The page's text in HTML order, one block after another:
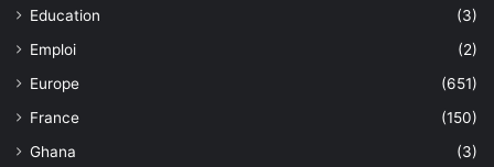
Education
(3)
Emploi
(2)
Europe
(651)
France
(150)
Ghana
(3)